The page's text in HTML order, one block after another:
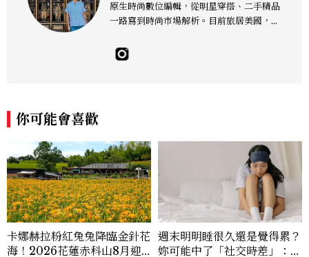
原生時尚數位編輯，從明星穿搭、二手精品
一路寫到時尚市場解析。目前旅居美國，同
sslee9471@gmail.com
你可能會喜歡
卡娜赫拉粉紅兔兔降臨金針花
海！2026花蓮赤科山8月迎
週末明明睡很久還是覺得累？
妳可能中了「社交時差」：睡